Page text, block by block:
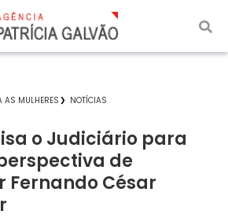
AS MULHERES NOTÍCIAS
o Judiciário para
de
Fernando César